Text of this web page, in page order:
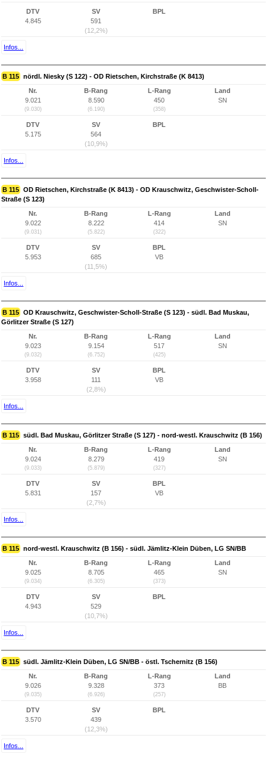
DTV
4.845
SV
591
(12,2%)
BPL
Infos...
B 115 nördl. Niesky (S 122) - OD Rietschen, Kirchstraße (K 8413)
Nr.
9.021
(9.030)
B-Rang
8.590
(6.190)
L-Rang
450
(358)
Land
SN
DTV
5.175
SV
564
(10,9%)
BPL
Infos...
B 115 OD Rietschen, Kirchstraße (K 8413) - OD Krauschwitz, Geschwister-Scholl-
Straße (S 123)
Nr.
9.022
(9.031)
B-Rang
8.222
(5.822)
L-Rang
414
(322)
Land
SN
DTV
5.953
SV
685
(11,5%)
BPL
VB
Infos...
B 115 OD Krauschwitz, Geschwister-Scholl-Straße (S 123) - südl. Bad Muskau,
Görlitzer Straße (S 127)
Nr.
9.023
(9.032)
B-Rang
9.154
(6.752)
L-Rang
517
(425)
Land
SN
DTV
3.958
SV
111
(2,8%)
BPL
VB
Infos...
B 115 südl. Bad Muskau, Görlitzer Straße (S 127) - nord-westl. Krauschwitz (B 156)
Nr.
9.024
(9.033)
B-Rang
8.279
(5.879)
L-Rang
419
(327)
Land
SN
DTV
5.831
SV
157
(2,7%)
BPL
VB
Infos...
B 115 nord-westl. Krauschwitz (B 156) - südl. Jämlitz-Klein Düben, LG SN/BB
Nr.
9.025
(9.034)
B-Rang
8.705
(6.305)
L-Rang
465
(373)
Land
SN
DTV
4.943
SV
529
(10,7%)
BPL
Infos...
B 115 südl. Jämlitz-Klein Düben, LG SN/BB - östl. Tschernitz (B 156)
Nr.
9.026
(9.035)
B-Rang
9.328
(6.926)
L-Rang
373
(257)
Land
BB
DTV
3.570
SV
439
(12,3%)
BPL
Infos...